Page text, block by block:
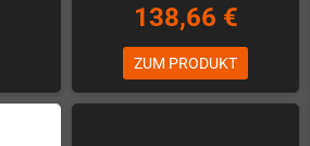
138,66 €
ZUM PRODUKT